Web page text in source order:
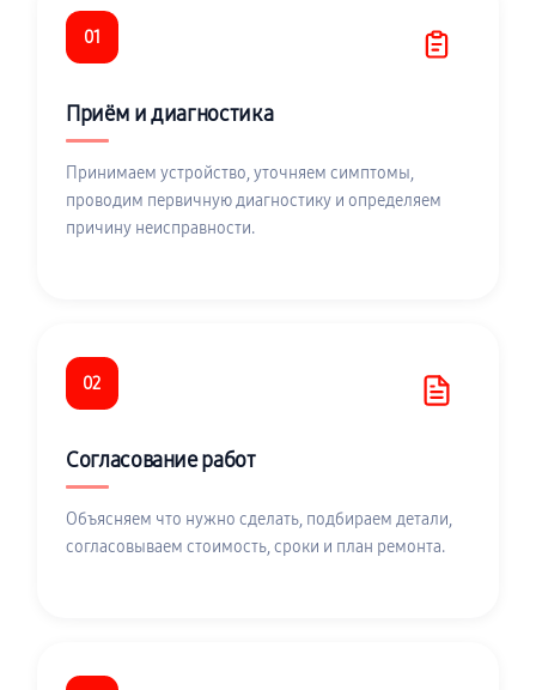
01
Приём и диагностика
Принимаем устройство, уточняем симптомы,
проводим первичную диагностику и определяем
причину неисправности.
02
Согласование работ
Объясняем что нужно сделать, подбираем детали,
согласовываем стоимость, сроки и план ремонта.